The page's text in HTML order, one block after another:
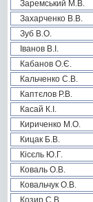
Заремський М.В.
Захарченко В.В.
Зуб В.О.
Іванов В.І.
Кабанов О.Є.
Кальченко С.В.
Каптєлов Р.В.
Касай К.І.
Кириченко М.О.
Кицак Б.В.
Кісєль Ю.Г.
Коваль О.В.
Ковальчук О.В.
Козир С.В.